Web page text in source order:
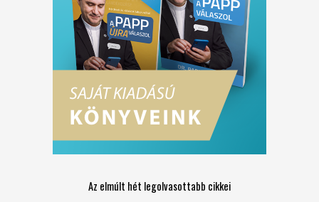
Az elmúlt hét legolvasottabb cikkei